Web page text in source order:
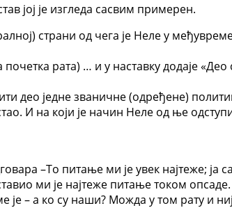
јој је изгледа сасвим примерен.
страни од чега је Неле у
рата) … и у наставку додаје
део једне званичне (одређене)
И на који је начин Неле од ње
–То питање ми је увек најтеже;
ми је најтеже питање током
је – а ко су наши? Можда у том рату и